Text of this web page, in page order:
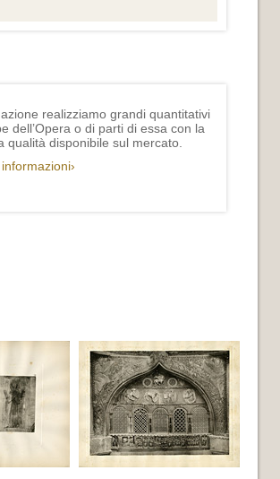
realizziamo grandi quantitativi
dell’Opera o di parti di essa con la
qualità disponibile sul mercato.